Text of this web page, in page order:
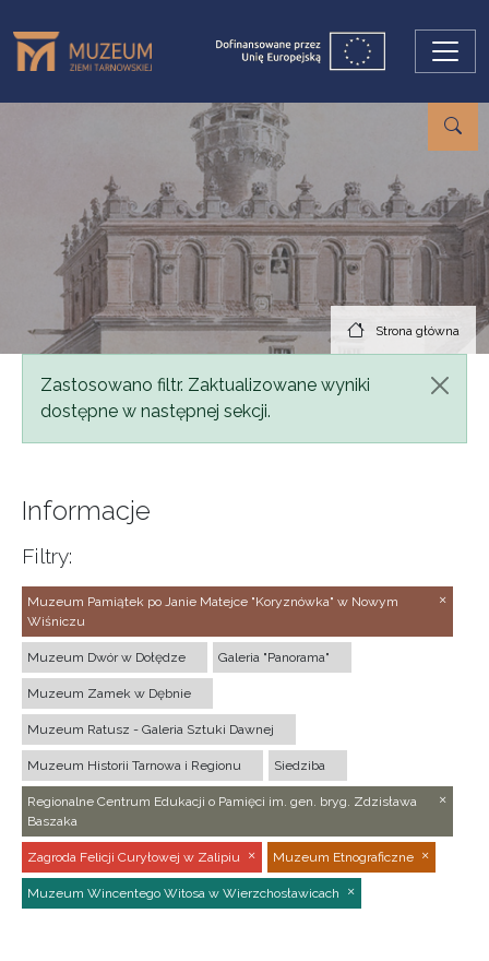
Strona główna
Komunikat
Zastosowano filtr. Zaktualizowane wyniki
dostępne w następnej sekcji.
Informacje
Filtry:
Muzeum Pamiątek po Janie Matejce "Koryznówka" w Nowym
Wiśniczu
Muzeum Dwór w Dołędze Galeria "Panorama"
Muzeum Zamek w Dębnie
Muzeum Ratusz - Galeria Sztuki Dawnej
Muzeum Historii Tarnowa i Regionu Siedziba
Regionalne Centrum Edukacji o Pamięci im. gen. bryg. Zdzisława
Baszaka
Zagroda Felicji Curyłowej w Zalipiu Muzeum Etnograficzne
Muzeum Wincentego Witosa w Wierzchosławicach